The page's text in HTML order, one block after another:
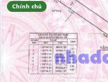
Chính chủ